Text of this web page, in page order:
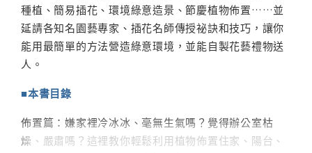
種植、簡易插花、環境綠意造景、節慶植物佈置……並
延請各知名園藝專家、插花名師傳授祕訣和技巧，讓你
能用最簡單的方法營造綠意環境，並能自製花藝禮物送
人。
■本書目錄
佈置篇：嫌家裡冷冰冰、毫無生氣嗎？覺得辦公室枯
燥、嚴肅嗎？這裡教你輕鬆利用植物佈置住家、陽台、